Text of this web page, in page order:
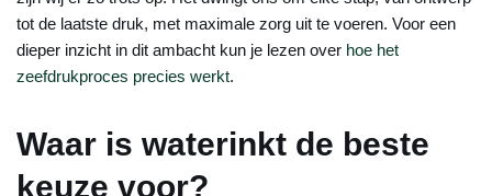
tot de laatste druk, met maximale zorg uit te voeren. Voor een
dieper inzicht in dit ambacht kun je lezen over hoe het
zeefdrukproces precies werkt.
Waar is waterinkt de beste
keuze voor?